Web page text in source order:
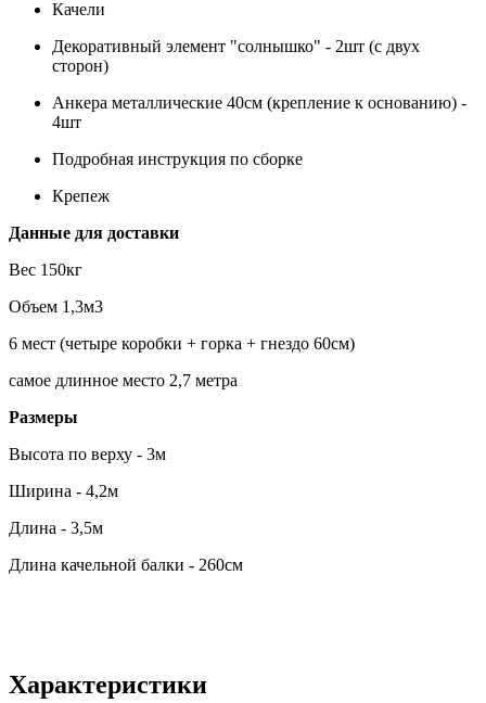
Качели
Декоративный элемент "солнышко" - 2шт (с двух
сторон)
Анкера металлические 40см (крепление к основанию) -
4шт
Подробная инструкция по сборке
Крепеж
Данные для доставки
Вес 150кг
Объем 1,3м3
6 мест (четыре коробки + горка + гнездо 60см)
самое длинное место 2,7 метра
Размеры
Высота по верху - 3м
Ширина - 4,2м
Длина - 3,5м
Длина качельной балки - 260см
Характеристики